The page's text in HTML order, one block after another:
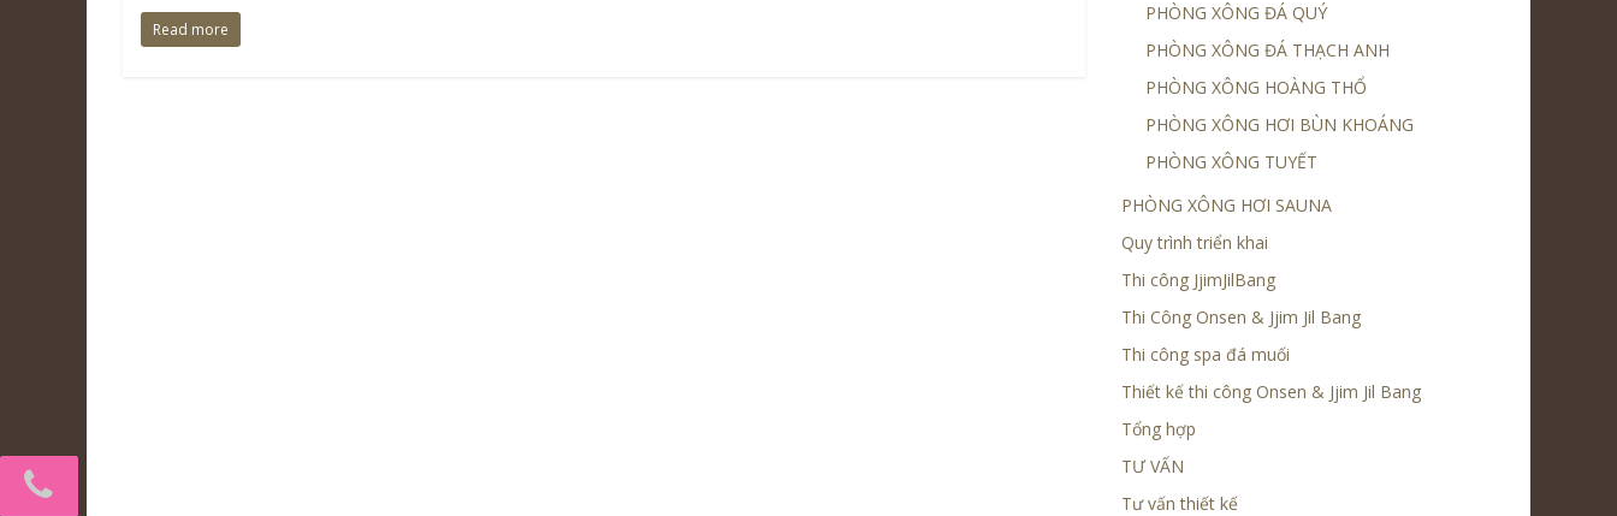
Read more
PHÒNG XÔNG ĐÁ QUÝ
PHÒNG XÔNG ĐÁ THẠCH ANH
PHÒNG XÔNG HOÀNG THỔ
PHÒNG XÔNG HƠI BÙN KHOÁNG
PHÒNG XÔNG TUYẾT
PHÒNG XÔNG HƠI SAUNA
Quy trình triển khai
Thi công JjimJilBang
Thi Công Onsen & Jjim Jil Bang
Thi công spa đá muối
Thiết kế thi công Onsen & Jjim Jil Bang
Tổng hợp
TƯ VẤN
Tư vấn thiết kế